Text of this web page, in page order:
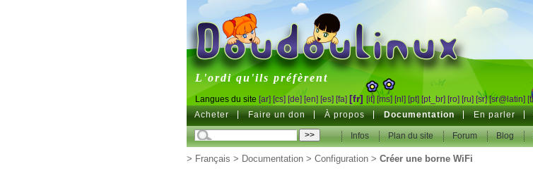
DoudouLinux
L'ordi qu'ils préfèrent
Langues du site [ar] [cs] [de] [en] [es] [fa] [fr] [it] [ms] [nl] [pt] [pt_br] [ro] [ru] [sr] [sr@latin]
Acheter Faire un don À propos Documentation En parler
Infos Plan du site Forum Blog
> Français > Documentation> Configuration> Créer une borne WiFi